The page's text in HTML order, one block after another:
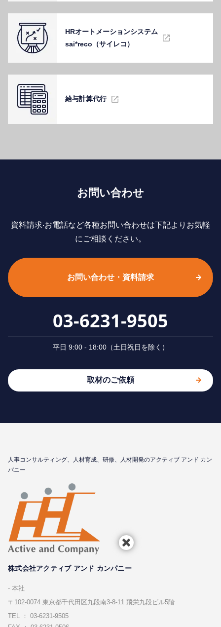
HRオートメーションシステム
sai*reco（サイレコ）
給与計算代⾏
お問い合わせ
資料請求‧お電話など各種お問い合わせは下記よりお気軽
にご相談ください。
お問い合わせ・資料請求
03-6231-9505
平⽇ 9:00 - 18:00（⼟⽇祝⽇を除く）
取材のご依頼
⼈事コンサルティング、⼈材育成、研修、⼈材開発のアクティブ アンド カン
パニー
株式会社アクティブ アンド カンパニー
本社
〒102-0074 東京都千代⽥区九段南3-8-11 飛栄九段ビル5階
TEL ： 03-6231-9505